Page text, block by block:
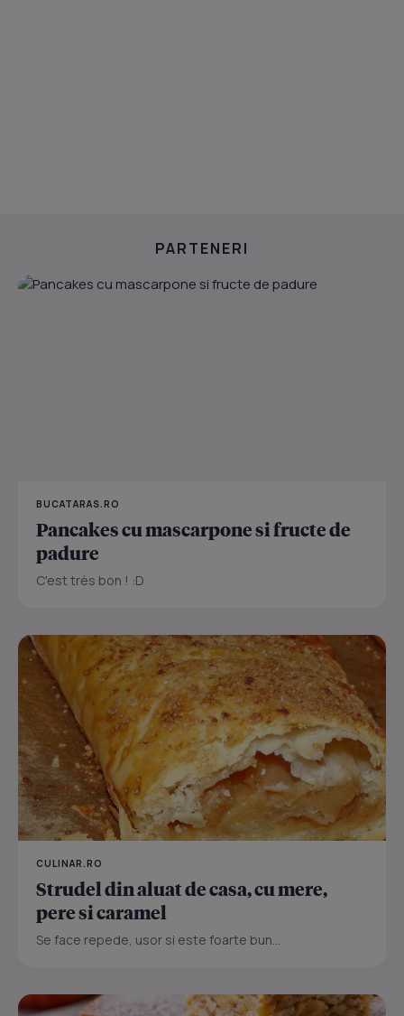
PARTENERI
BUCATARAS.RO
Pancakes cu mascarpone si fructe de
padure
C'est très bon ! :D
CULINAR.RO
Strudel din aluat de casa, cu mere,
pere si caramel
Se face repede, usor si este foarte bun...